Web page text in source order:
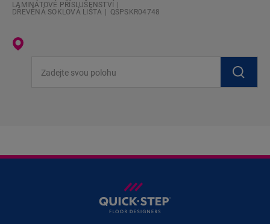
LAMINÁTOVÉ PŘÍSLUŠENSTVÍ
DŘEVĚNÁ SOKLOVÁ LIŠTA
QSPSKR04748